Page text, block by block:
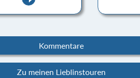
Kommentare
Zu meinen Lieblinstouren